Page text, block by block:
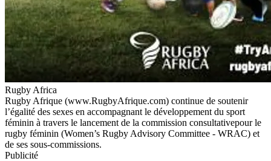
Rugby Africa
Rugby Afrique (www.RugbyAfrique.com) continue de soutenir
l’égalité des sexes en accompagnant le développement du sport
féminin à travers le lancement de la commission consultativepour le
rugby féminin (Women’s Rugby Advisory Committee - WRAC) et
de ses sous-commissions.
Publicité